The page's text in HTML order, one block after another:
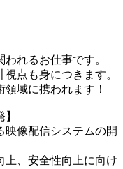
れるお仕事です。
点も身につきます。
域に携われます！
映像配信システムの開
上、安全性向上に向け